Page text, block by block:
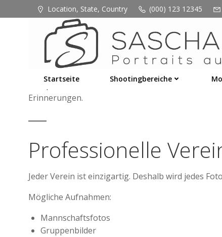
Inhalt
Location, State, Country (000) 123 12345
Startseite Shootingbereiche
Vereine leben von Gemeinschaft, Engagement
Vereinswebsite, Social Media, Sponsoren,
Ob Sportverein, Musikverein, Feuerwehr,
Erinnerungen.
Professionelle
Jeder Verein ist einzigartig. Deshalb wird jedes
Mögliche Aufnahmen:
Mannschaftsfotos
Gruppenbilder